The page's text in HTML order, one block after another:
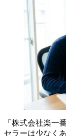
「株式会社楽一
セラーは少なく